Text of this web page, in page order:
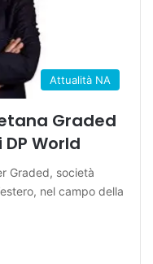
Attualità NA
Graded
World
Graded, società
nel campo della